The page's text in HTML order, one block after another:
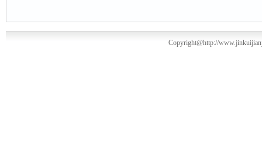
Copyright@http://